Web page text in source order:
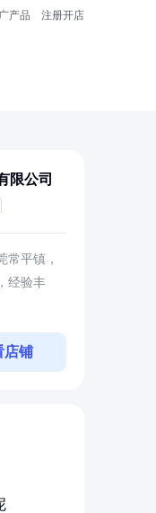
产品 注册开店
限公司
常平镇，
经验丰
店铺